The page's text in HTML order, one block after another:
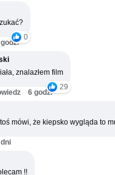
0
znalazłem film
29
6 godz.
mówi, że kiepsko wygląda to
!!